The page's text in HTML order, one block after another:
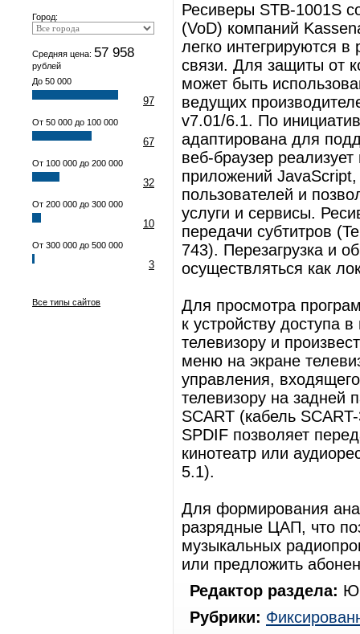
Город:
Средняя цена: 57 958
рублей
До 50 000
97
От 50 000 до 100 000
67
От 100 000 до 200 000
32
От 200 000 до 300 000
10
От 300 000 до 500 000
3
Все типы сайтов
Ресиверы STB-1001S
(VoD) компаний
легко интегрируются
связи. Для защиты от
может быть
ведущих
v7.01/6.1. По
адаптирована для
веб-браузер
приложений JavaScript,
пользователей и
услуги и сервисы.
передачи субтитров
743). Перезагрузка и
осуществляться как
Для просмотра
к устройству доступа
телевизору и
меню на экране
управления,
телевизору на задней
SCART (кабель
SPDIF позволяет
кинотеатр или
5.1).
Для формирования
разрядные ЦАП, что
музыкальных
или предложить
Редактор раздела:
Рубрики: